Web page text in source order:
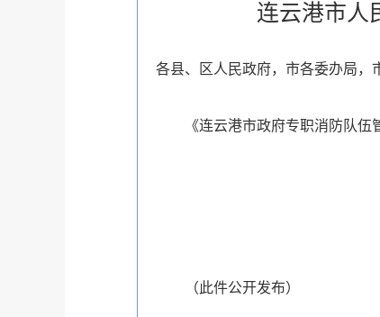
连云港市人
各县、区人民政府，市各委办局，
《连云港市政府专职消防队
（此件公开发布）